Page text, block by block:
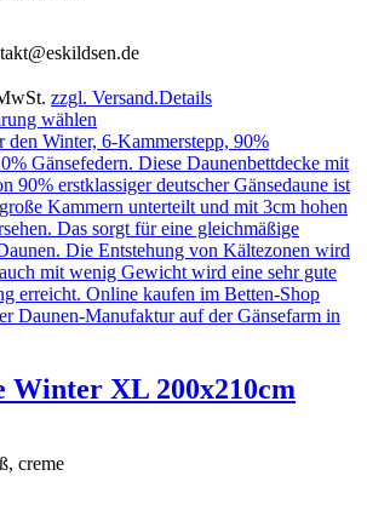
zzgl. Versand.Details
wählen
Produkt
weist
mehrere
Varianten
auf.
Die
Optionen
können
auf
gewählt
werden
Winter XL 200x210cm
creme